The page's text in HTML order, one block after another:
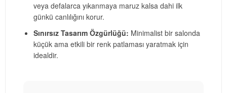
veya defalarca yıkanmaya maruz kalsa dahi ilk
günkü canlılığını korur.
Sınırsız Tasarım Özgürlüğü: Minimalist bir salonda
küçük ama etkili bir renk patlaması yaratmak için
idealdir.